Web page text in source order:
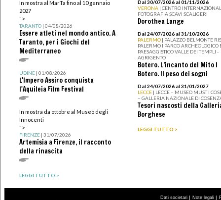
In mostra al MarTa fino al 10 gennaio
2027
">
TARANTO| 04/08/2026
Essere atleti nel mondo antico. A
Taranto, per i Giochi del
Mediterraneo
UDINE| 01/08/2026
L'Impero Assiro conquista
l'Aquileia Film Festival
In mostra da ottobre al Museo degli
Innocenti
">
FIRENZE| 31/07/2026
Artemisia a Firenze, il racconto
della rinascita
LEGGI TUTTO >
Dal 30/07/2026 al 01/11/2026
VERONA | CENTRO
FOTOGRAFIA SCAVI SCALIGERI
Dorothea Lange
Dal 24/07/2026 al 31/10/2026
PALERMO | PALAZZO BELMONTE
PALERMO I PARCO ARCHEOLOGICO
PAESAGGISTICO VALLE DEI TEMPLI -
AGRIGENTO
Botero. L’incanto del Mito I
Botero. Il peso dei sogni
Dal 24/07/2026 al 31/01/2027
LECCE | LECCE – MUSEO MUST I
– GALLERIA NAZIONALE DI
Tesori nascosti della
Borghese
LEGGI TUTTO >
Dati societari | Note legali |